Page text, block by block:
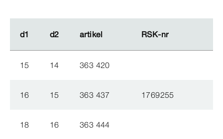
d1 d2 artikel RSK-​nr
d1 d2 artikel RSK-​nr
15 14 363 420
16 15 363 437 1769255
18 16 363 444